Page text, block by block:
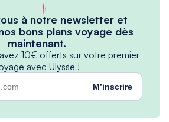
à notre newsletter et
bons plans voyage dès
maintenant.
10€ offerts sur votre premier
avec Ulysse !
M’inscrire